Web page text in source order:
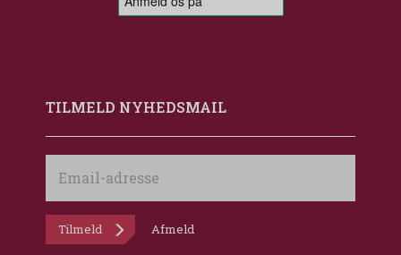
TILMELD NYHEDSMAIL
adresse
Tilmeld Afmeld